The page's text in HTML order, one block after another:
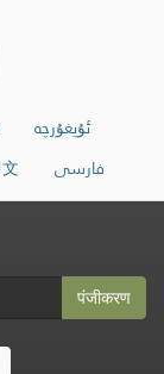
ئۇيغۇرچە
فارسی
पंजीकरण